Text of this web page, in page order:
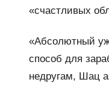
«счастливых
«Абсолютный
способ для
недругам, Шац